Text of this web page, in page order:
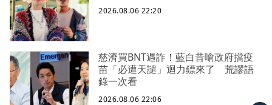
2026.08.06 22:20
慈濟買BNT遇詐！藍白昔嗆政府擋疫
苗「必遭天譴」迴力鏢來了 荒謬語
錄一次看
2026.08.06 22:06